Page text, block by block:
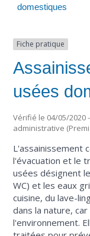
domestiques
Fiche pratique
usées
Vérifié le 04/05/
administrative
L'assainissement
l'évacuation et le
usées désignent
WC) et les eaux
cuisine, du lave-
dans la nature,
l'environnement.